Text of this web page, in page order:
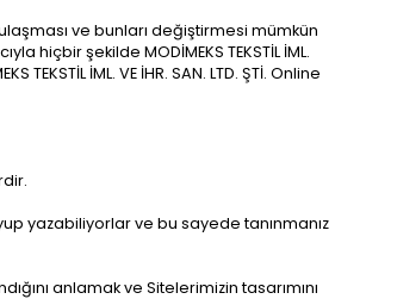
ve bunları değiştirmesi mümkün
şekilde MODİMEKS TEKSTİL İML.
İML. VE İHR. SAN. LTD. ŞTİ. Online
yazabiliyorlar ve bu sayede tanınmanız
anlamak ve Sitelerimizin tasarımını